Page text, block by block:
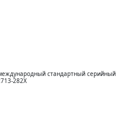
стандартный серийный
282X